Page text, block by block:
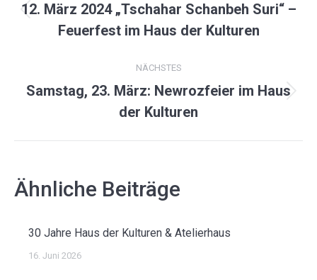
Vorheriger
Beitrag:
12. März 2024 „Tschahar Schanbeh Suri“ –
Feuerfest im Haus der Kulturen
NÄCHSTES
Nächster
Beitrag:
Samstag, 23. März: Newrozfeier im Haus
der Kulturen
Ähnliche Beiträge
30 Jahre Haus der Kulturen & Atelierhaus
16. Juni 2026